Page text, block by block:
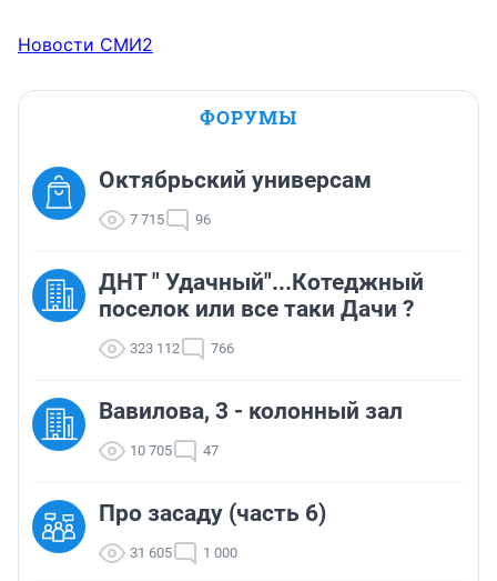
Новости СМИ2
ФОРУМЫ
Октябрьский универсам
7 715 96
ДНТ " Удачный"...Котеджный
поселок или все таки Дачи ?
323 112 766
Вавилова, 3 - колонный зал
10 705 47
Про засаду (часть 6)
31 605 1 000